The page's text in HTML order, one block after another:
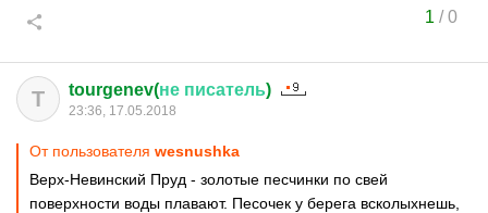
1 /0
T tourgenev(не писатель)
23:36, 17.05.2018
От пользователя wesnushka
Верх-Невинский Пруд - золотые песчинки по свей
поверхности воды плавают. Песочек у берега всколыхнешь,